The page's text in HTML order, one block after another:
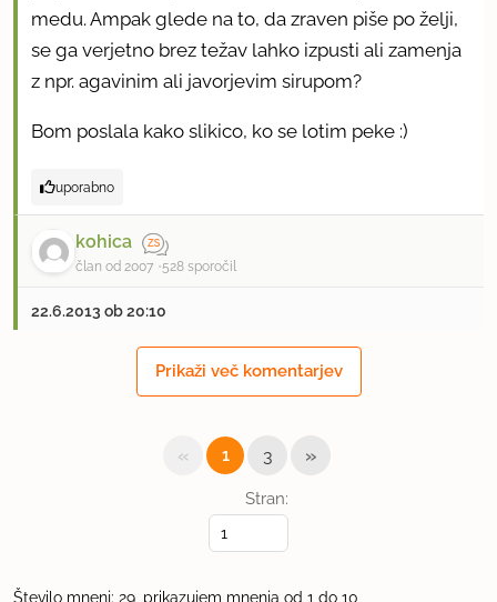
medu. Ampak glede na to, da zraven piše po želji,
se ga verjetno brez težav lahko izpusti ali zamenja
z npr. agavinim ali javorjevim sirupom?
Bom poslala kako slikico, ko se lotim peke :)
uporabno
kohica
član od 2007 528 sporočil
22.6.2013 ob 20:10
je lahko jabolčni kis...Prikaži več komentarjev
Stran:
« 1 3 »
Število mnenj: 29, prikazujem mnenja od 1 do 10